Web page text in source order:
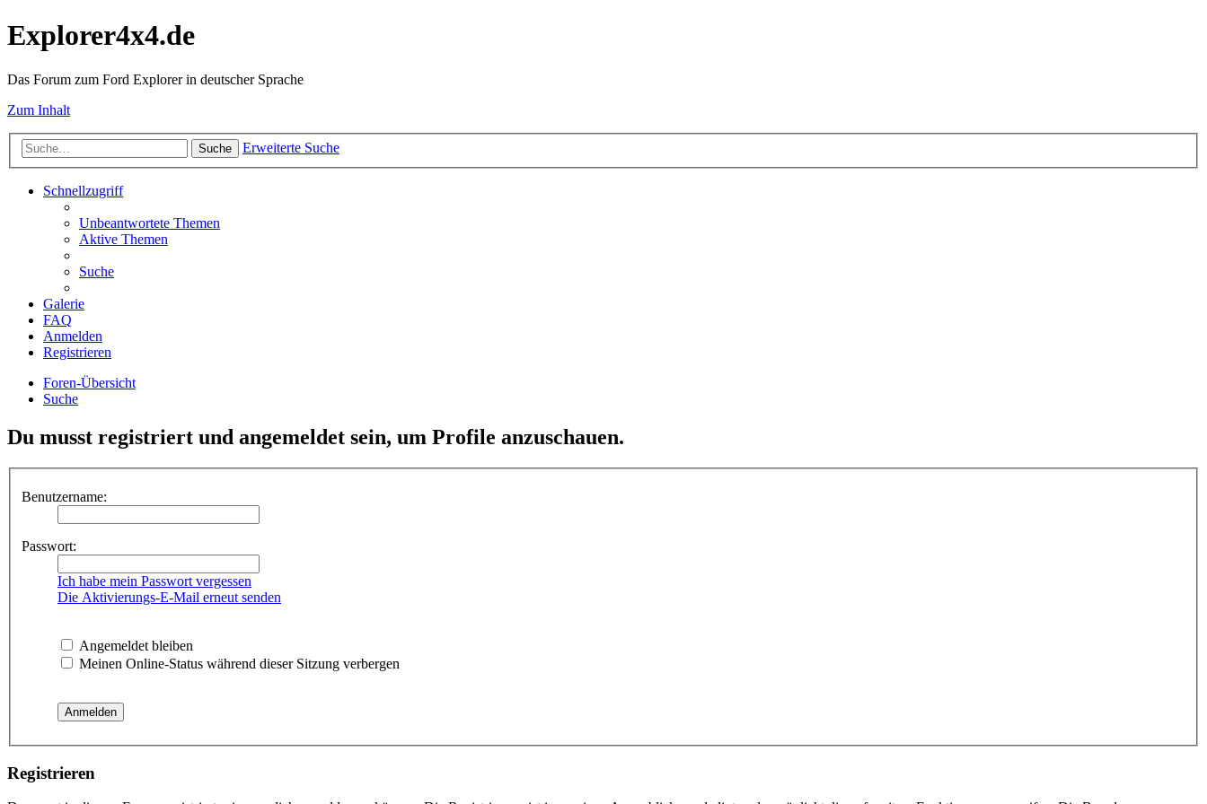
Explorer4x4.de
Das Forum zum Ford Explorer in deutscher Sprache
Zum Inhalt
Suche Erweiterte Suche
Schnellzugriff
Unbeantwortete Themen
Aktive Themen
Suche
Galerie
FAQ
Anmelden
Registrieren
Foren-Übersicht
Suche
Du musst registriert und angemeldet sein, um Profile anzuschauen.
Benutzername:
Passwort:
Ich habe mein Passwort vergessen
Die Aktivierungs-E-Mail erneut senden
Angemeldet bleiben
Meinen Online-Status während dieser Sitzung verbergen
Registrieren